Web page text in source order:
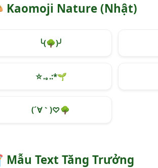
Kaomoji Nature (Nhật)
╰(🌳)╯
☆.｡.:*🌱
(´∀｀)♡🌳
Mẫu Text Tăng Trưởng